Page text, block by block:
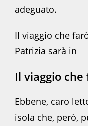
adeguato.
Il viaggio che
Patrizia sarà in
Il viaggio
Ebbene, caro
isola che, però,